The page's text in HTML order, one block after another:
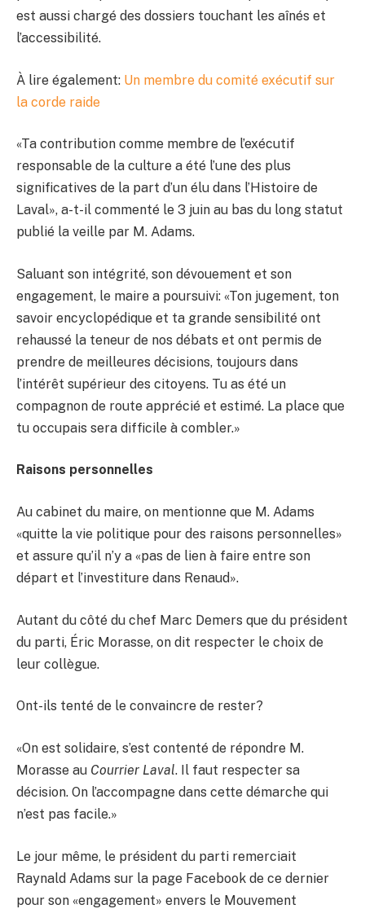
est aussi chargé des dossiers touchant les aînés et
l’accessibilité.
À lire également: Un membre du comité exécutif sur
la corde raide
«Ta contribution comme membre de l’exécutif
responsable de la culture a été l’une des plus
significatives de la part d’un élu dans l’Histoire de
Laval», a-t-il commenté le 3 juin au bas du long statut
publié la veille par M. Adams.
Saluant son intégrité, son dévouement et son
engagement, le maire a poursuivi: «Ton jugement, ton
savoir encyclopédique et ta grande sensibilité ont
rehaussé la teneur de nos débats et ont permis de
prendre de meilleures décisions, toujours dans
l’intérêt supérieur des citoyens. Tu as été un
compagnon de route apprécié et estimé. La place que
tu occupais sera difficile à combler.»
Raisons personnelles
Au cabinet du maire, on mentionne que M. Adams
«quitte la vie politique pour des raisons personnelles»
et assure qu’il n’y a «pas de lien à faire entre son
départ et l’investiture dans Renaud».
Autant du côté du chef Marc Demers que du président
du parti, Éric Morasse, on dit respecter le choix de
leur collègue.
Ont-ils tenté de le convaincre de rester?
«On est solidaire, s’est contenté de répondre M.
Morasse au Courrier Laval. Il faut respecter sa
décision. On l’accompagne dans cette démarche qui
n’est pas facile.»
Le jour même, le président du parti remerciait
Raynald Adams sur la page Facebook de ce dernier
pour son «engagement» envers le Mouvement